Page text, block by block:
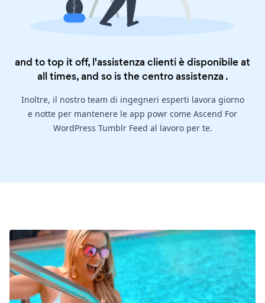
and to top it off, l'assistenza clienti è disponibile at
all times, and so is thecentro assistenza .
Inoltre, il nostro team di ingegneri esperti lavora giorno
e notte per mantenere le app powr come Ascend For
WordPress Tumblr Feed al lavoro per te.